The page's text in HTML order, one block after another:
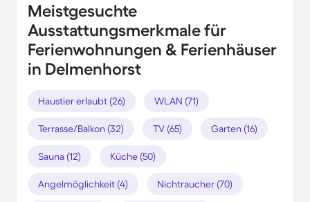
Meistgesuchte
Ausstattungsmerkmale für
Ferienwohnungen & Ferienhäuser
in Delmenhorst
Haustier erlaubt (26) WLAN (71)
Terrasse/Balkon (32) TV (65) Garten (16)
Sauna (12) Küche (50)
Angelmöglichkeit (4) Nichtraucher (70)